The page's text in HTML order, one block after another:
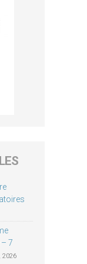
7
2026